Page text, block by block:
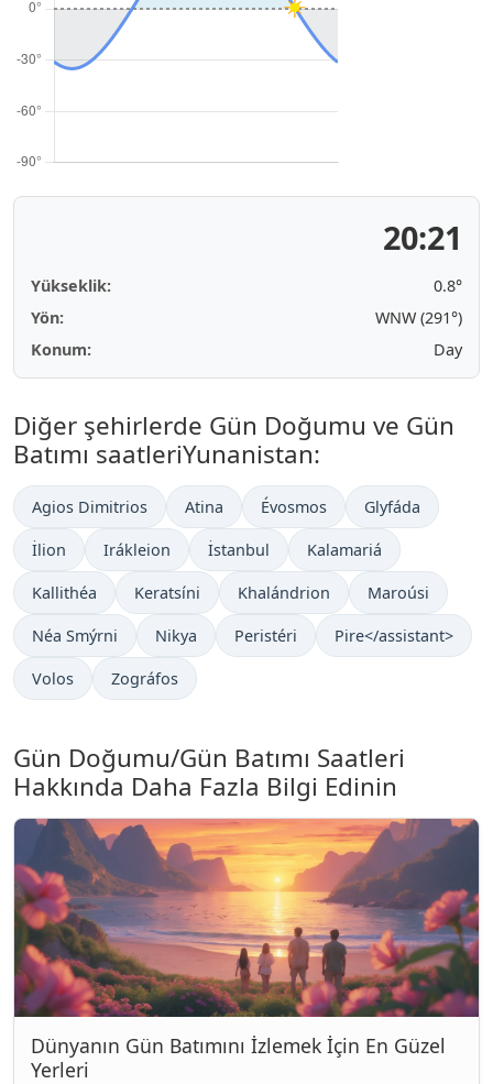
20:21
Yükseklik:
0.8°
Yön:
WNW (291°)
Konum:
Day
Diğer şehirlerde Gün Doğumu ve Gün
Batımı saatleriYunanistan:
Agios Dimitrios Atina Évosmos Glyfáda
İlion Irákleion İstanbul Kalamariá
Kallithéa Keratsíni Khalándrion Maroúsi
Néa Smýrni Nikya Peristéri Pire</assistant>
Volos Zográfos
Gün Doğumu/Gün Batımı Saatleri
Hakkında Daha Fazla Bilgi Edinin
Dünyanın Gün Batımını İzlemek İçin En Güzel
Yerleri